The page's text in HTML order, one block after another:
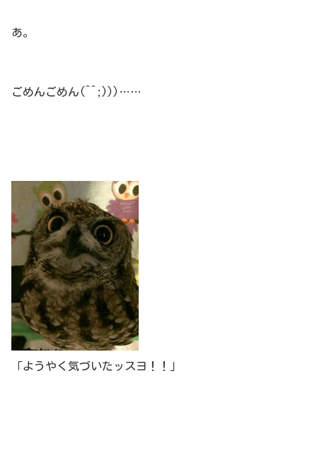
あ。
ごめんごめん(^^;)))……
「ようやく気づいたッスヨ！！」